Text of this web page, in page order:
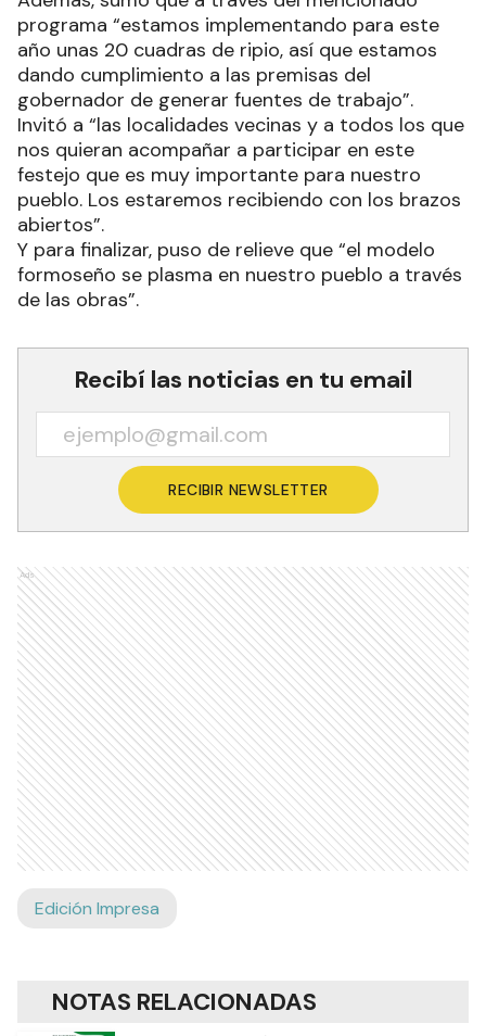
programa “estamos implementando para este
año unas 20 cuadras de ripio, así que estamos
dando cumplimiento a las premisas del
gobernador de generar fuentes de trabajo”.
Invitó a “las localidades vecinas y a todos los que
nos quieran acompañar a participar en este
festejo que es muy importante para nuestro
pueblo. Los estaremos recibiendo con los brazos
abiertos”.
Y para finalizar, puso de relieve que “el modelo
formoseño se plasma en nuestro pueblo a través
de las obras”.
Recibí las noticias en tu email
RECIBIR NEWSLETTER
Ads
Edición Impresa
NOTAS RELACIONADAS